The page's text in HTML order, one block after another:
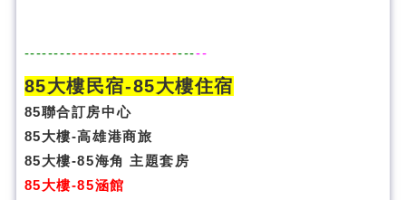
-------------------------------
85大樓民宿-85大樓住宿
85聯合訂房中心
85大樓-高雄港商旅
85大樓-85海角 主題套房
85大樓-85涵館